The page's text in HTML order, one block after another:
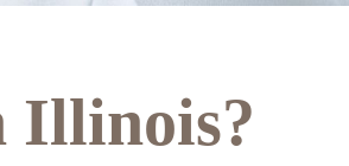
Illinois?